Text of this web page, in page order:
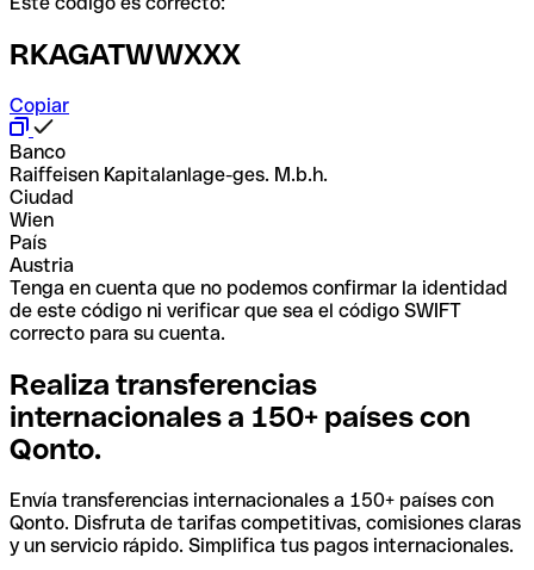
RKAGATWWXXX
Copiar
Banco
Raiffeisen Kapitalanlage-ges. M.b.h.
Ciudad
Wien
País
Austria
Tenga en cuenta que no podemos confirmar la identidad
de este código ni verificar que sea el código SWIFT
correcto para su cuenta.
Realiza transferencias
internacionales a 150+ países con
Qonto.
Envía transferencias internacionales a 150+ países con
Qonto. Disfruta de tarifas competitivas, comisiones claras
y un servicio rápido. Simplifica tus pagos internacionales.